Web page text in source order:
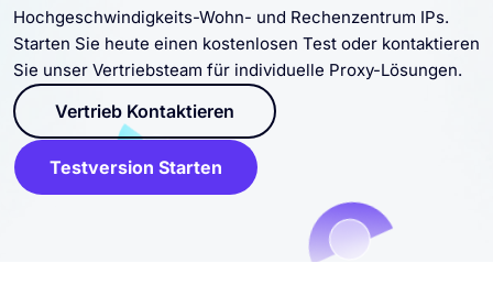
Hochgeschwindigkeits-Wohn- und Rechenzentrum IPs.
Starten Sie heute einen kostenlosen Test oder kontaktieren
Sie unser Vertriebsteam für individuelle Proxy-Lösungen.
Vertrieb Kontaktieren
Testversion Starten